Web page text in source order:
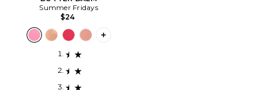
Summer Fridays
$24
PLUS ICON TO SEE MORE OPTIONS